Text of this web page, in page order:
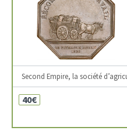
Second Empire, la société
40€